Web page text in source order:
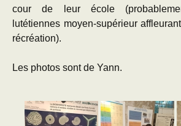
cour de leur école
lutétiennes moyen-supérieur
récréation).
Les photos sont de Yann.